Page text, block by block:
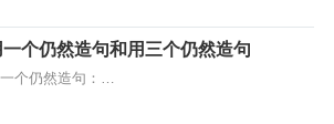
一个仍然造句和用三个仍然造句
个仍然造句：…